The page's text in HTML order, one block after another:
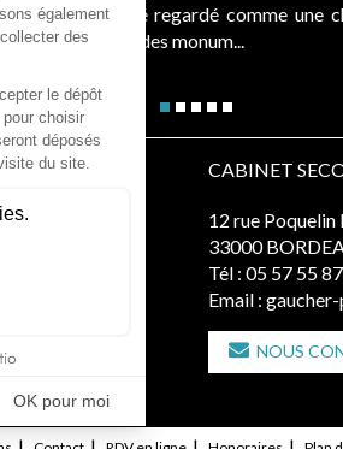
longtemps été regardé comme une
à la gestion des monum...
64
LOCALISER
CABINET
12 rue
33000
Tél : 05 57 55
Email :
NOUS